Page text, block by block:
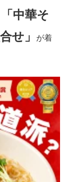
「中華そ
せ」
が着